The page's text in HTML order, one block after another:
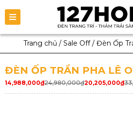
Trang chủ / Sale Off/ Đèn Ốp
ĐÈN ỐP TRẦN PHA LÊ
24,980,000₫
14,988,000₫ 20,205,000₫